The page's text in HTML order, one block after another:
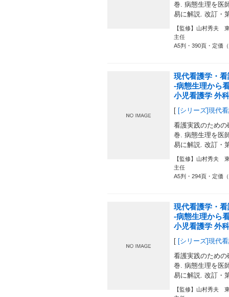
巻. 病態生理を医
易に解説. 改訂・
【監修】山村秀夫
主任
A5判・390頁・定価
現代看護学・
-病態生理から
小児看護学 外
[ [シリーズ]現代
看護実践のため
巻. 病態生理を医
易に解説. 改訂・
【監修】山村秀夫
主任
A5判・294頁・定価
現代看護学・
-病態生理から
小児看護学 外
[ [シリーズ]現代
看護実践のため
巻. 病態生理を医
易に解説. 改訂・
【監修】山村秀夫